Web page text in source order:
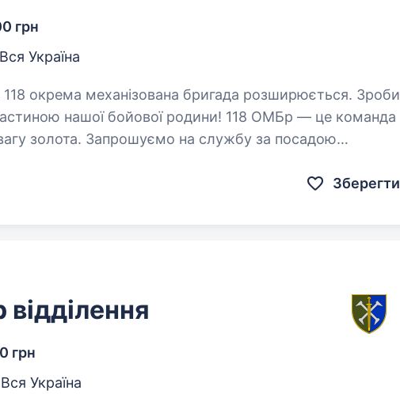
грн
Вся Україна
нашої бойової родини! 118 ОМБр — це команда
на службу за посадою
Зберегти
грн
Вся Україна